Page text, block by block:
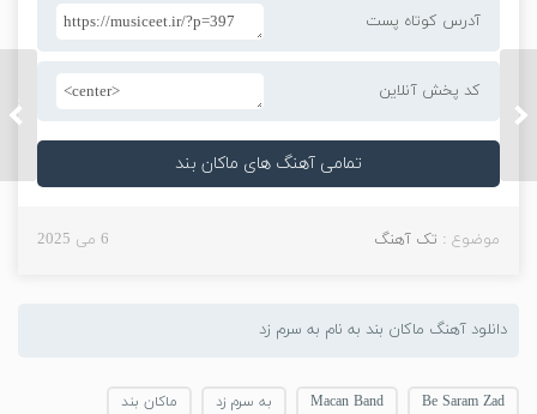
آدرس کوتاه پست
کد پخش آنلاین
تمامی آهنگ های ماکان بند
موضوع : تک آهنگ 6 می 2025
نام
دانلود آهنگ نوان به نام
دانلود آهنگ ماکان بند به نام به سرم زد
Be Saram Zad
Macan Band به سرم زد ماکان بند